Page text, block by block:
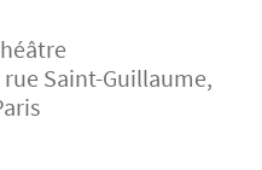
rue Saint-Guillaume,